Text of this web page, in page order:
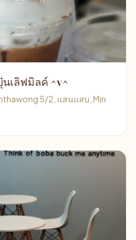
นเลิฟมิลค์ ^v^
5/2, แสนแสบ, Min